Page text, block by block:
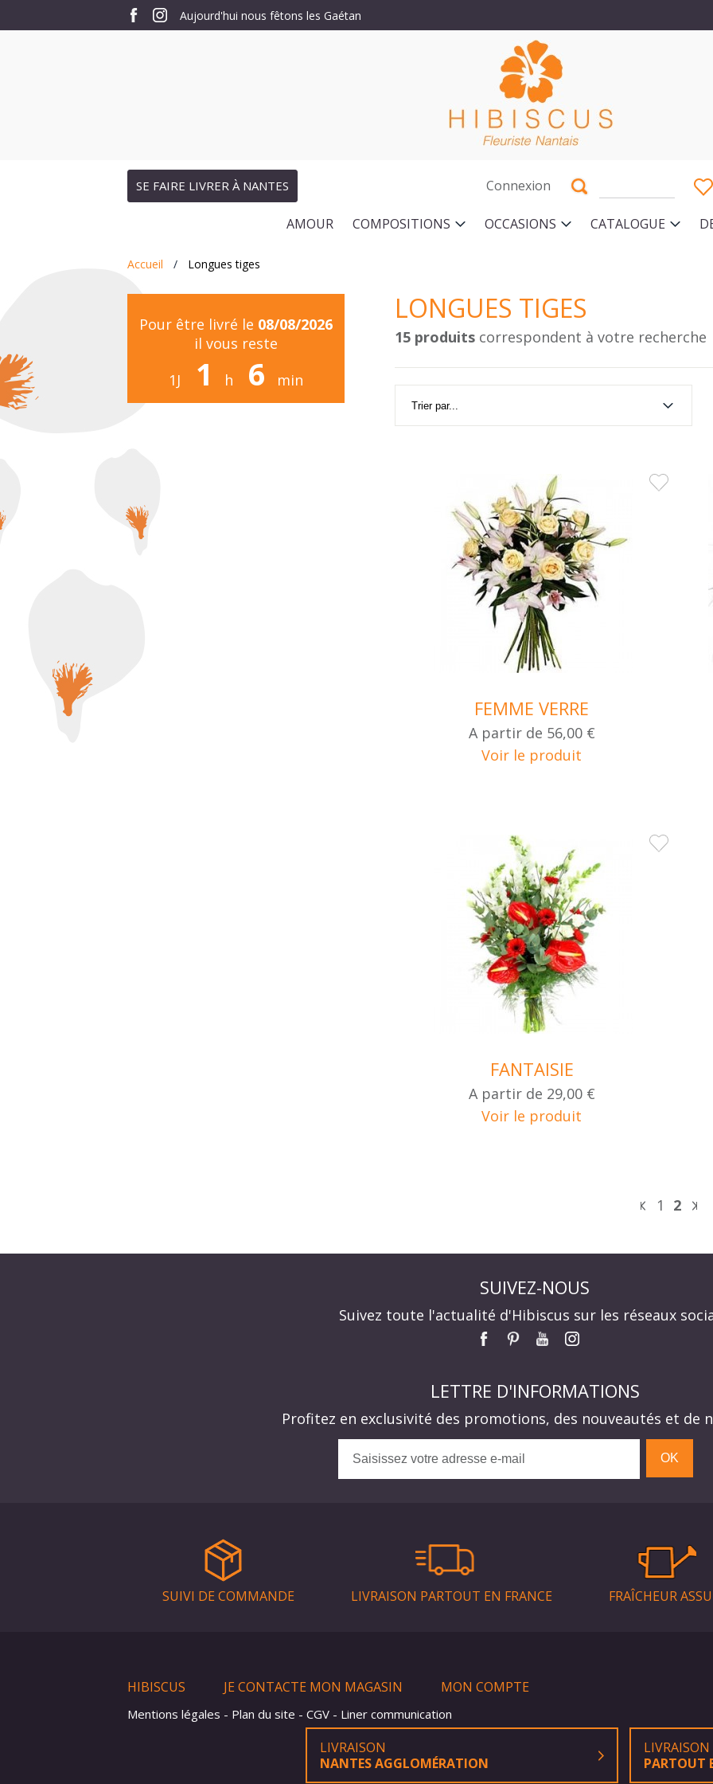
Aujourd'hui nous fêtons les Gaétan
Connexion
SE FAIRE LIVRER À NANTES
AMOUR COMPOSITIONS OCCASIONS CATALOGUE
Accueil Longues tiges
Pour être livré le 08/08/2026
il vous reste
1 J 1 h 6 min
46
LONGUES TIGES
15 produits correspondent à votre recherche
FEMME VERRE
A partir de 56,00 €
Voir le produit
FANTAISIE
A partir de 29,00 €
Voir le produit
1 2
SUIVEZ-NOUS
Suivez toute l'actualité d'Hibiscus sur les réseaux
LETTRE D'INFORMATIONS
Profitez en exclusivité des promotions, des nouveautés et de
OK
SUIVI DE COMMANDE LIVRAISON PARTOUT EN FRANCE FRAÎCHEUR
HIBISCUS JE CONTACTE MON MAGASIN MON COMPTE
Mentions légales Plan du site CGV Liner communication
LIVRAISON
NANTES AGGLOMÉRATION
LIVRAISON
PARTOUT